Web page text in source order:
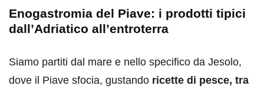
Enogastromia del Piave: i prodotti tipici
dall’Adriatico all’entroterra
Siamo partiti dal mare e nello specifico da Jesolo,
dove il Piave sfocia, gustando ricette di pesce, tra